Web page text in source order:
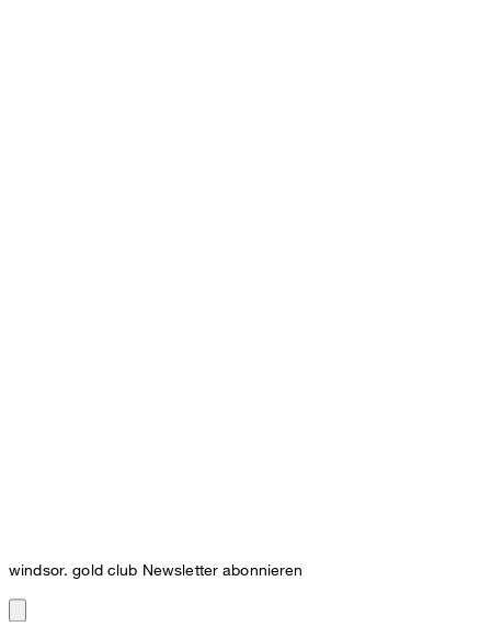
windsor. gold club Newsletter abonnieren